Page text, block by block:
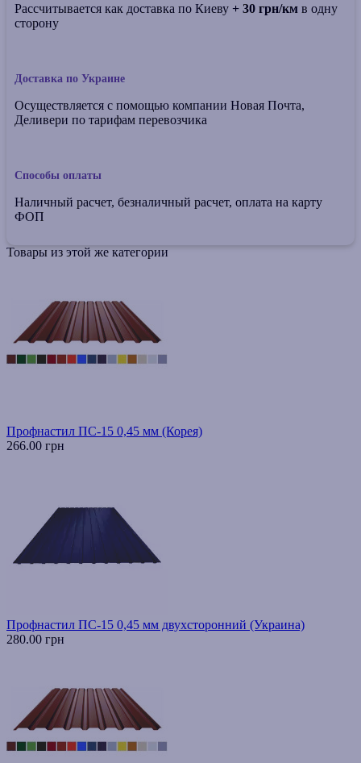
Рассчитывается как доставка по Киеву + 30 грн/км в одну
сторону
Доставка по Украине
Осуществляется с помощью компании Новая Почта,
Деливери по тарифам перевозчика
Способы оплаты
Наличный расчет, безналичный расчет, оплата на карту
ФОП
Товары из этой же категории
Профнастил ПС-15 0,45 мм (Корея)
266.00 грн
Профнастил ПС-15 0,45 мм двухсторонний (Украина)
280.00 грн